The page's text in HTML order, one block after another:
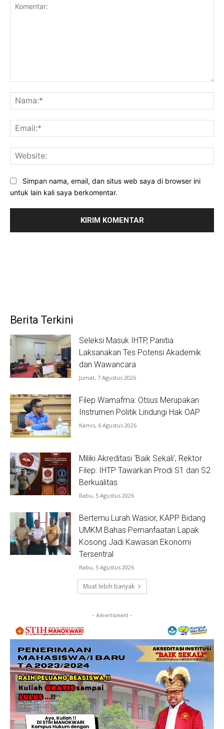
Simpan nama, email, dan situs web saya di browser ini
untuk lain kali saya berkomentar.
Berita Terkini
Seleksi Masuk IHTP, Panitia
Laksanakan Tes Potensi Akademik
dan Wawancara
Jumat, 7 Agustus 2026
Filep Wamafma: Otsus Merupakan
Instrumen Politik Lindungi Hak OAP
Kamis, 6 Agustus 2026
Miliki Akreditasi ‘Baik Sekali’, Rektor
Filep: IHTP Tawarkan Prodi S1 dan S2
Berkualitas
Rabu, 5 Agustus 2026
Bertemu Lurah Wasior, KAPP Bidang
UMKM Bahas Pemanfaatan Lapak
Kosong Jadi Kawasan Ekonomi
Tersentral
Rabu, 5 Agustus 2026
Muat lebih banyak
- Advertisment -